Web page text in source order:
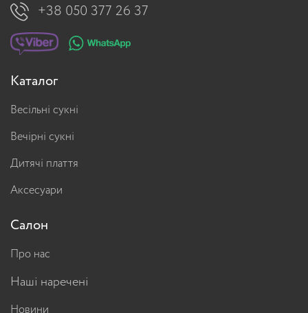
+38 050 377 26 37
Каталог
Весільні сукні
Вечірні сукні
Дитячі плаття
Аксесуари
Салон
Про нас
Наші наречені
Новини